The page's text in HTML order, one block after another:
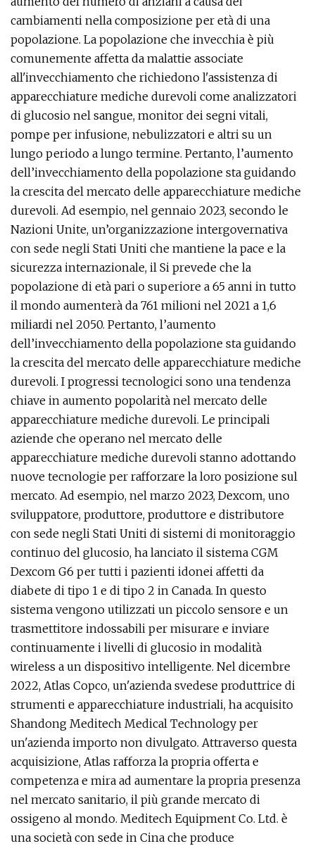
cambiamenti nella composizione per età di una
popolazione. La popolazione che invecchia è più
comunemente affetta da malattie associate
all'invecchiamento che richiedono l'assistenza di
apparecchiature mediche durevoli come analizzatori
di glucosio nel sangue, monitor dei segni vitali,
pompe per infusione, nebulizzatori e altri su un
lungo periodo a lungo termine. Pertanto, l’aumento
dell’invecchiamento della popolazione sta guidando
la crescita del mercato delle apparecchiature mediche
durevoli. Ad esempio, nel gennaio 2023, secondo le
Nazioni Unite, un’organizzazione intergovernativa
con sede negli Stati Uniti che mantiene la pace e la
sicurezza internazionale, il Si prevede che la
popolazione di età pari o superiore a 65 anni in tutto
il mondo aumenterà da 761 milioni nel 2021 a 1,6
miliardi nel 2050. Pertanto, l’aumento
dell’invecchiamento della popolazione sta guidando
la crescita del mercato delle apparecchiature mediche
durevoli. I progressi tecnologici sono una tendenza
chiave in aumento popolarità nel mercato delle
apparecchiature mediche durevoli. Le principali
aziende che operano nel mercato delle
apparecchiature mediche durevoli stanno adottando
nuove tecnologie per rafforzare la loro posizione sul
mercato. Ad esempio, nel marzo 2023, Dexcom, uno
sviluppatore, produttore, produttore e distributore
con sede negli Stati Uniti di sistemi di monitoraggio
continuo del glucosio, ha lanciato il sistema CGM
Dexcom G6 per tutti i pazienti idonei affetti da
diabete di tipo 1 e di tipo 2 in Canada. In questo
sistema vengono utilizzati un piccolo sensore e un
trasmettitore indossabili per misurare e inviare
continuamente i livelli di glucosio in modalità
wireless a un dispositivo intelligente. Nel dicembre
2022, Atlas Copco, un'azienda svedese produttrice di
strumenti e apparecchiature industriali, ha acquisito
Shandong Meditech Medical Technology per
un'azienda importo non divulgato. Attraverso questa
acquisizione, Atlas rafforza la propria offerta e
competenza e mira ad aumentare la propria presenza
nel mercato sanitario, il più grande mercato di
ossigeno al mondo. Meditech Equipment Co. Ltd. è
una società con sede in Cina che produce